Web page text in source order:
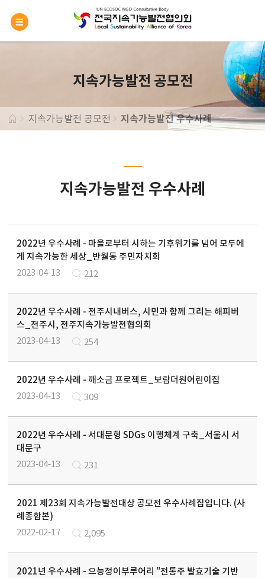
지속가능발전 공모전
지속가능발전 공모전 지속가능발전 우수사례
지속가능발전 우수사례
2022년 우수사례 - 마을로부터 시하는 기후위기를 넘어 모두에
게 지속가능한 세상_반월동 주민자치회
2023-04-13
212
2022년 우수사례 - 전주시내버스, 시민과 함께 그리는 해피버
스_전주시, 전주지속가능발전협의회
2023-04-13
254
2022년 우수사례 - 깨소금 프로젝트_보람더원어린이집
2023-04-13
309
2022년 우수사례 - 서대문형 SDGs 이행체계 구축_서울시 서
대문구
2023-04-13
231
2021 제23회 지속가능발전대상 공모전 우수사례집입니다. (사
례종합본)
2022-02-17
2,095
2021년 우수사례 - 으능정이부루어리 "전통주 발효기술 기반